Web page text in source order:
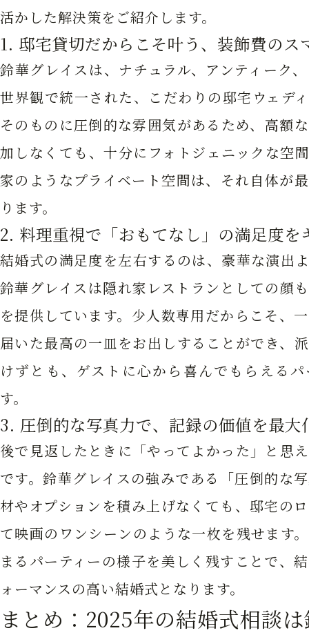
活かした解決策をご紹介します。
1. 邸宅貸切だからこそ叶う、装飾費のス
鈴華グレイスは、ナチュラル、アンティーク
世界観で統一された、こだわりの邸宅ウェデ
そのものに圧倒的な雰囲気があるため、高額
加しなくても、十分にフォトジェニックな空
家のようなプライベート空間は、それ自体が
ります。
2. 料理重視で「おもてなし」の満足度を
結婚式の満足度を左右するのは、豪華な演出
鈴華グレイスは隠れ家レストランとしての顔
を提供しています。少人数専用だからこそ、
届いた最高の一皿をお出しすることができ、
けずとも、ゲストに心から喜んでもらえる
す。
3. 圧倒的な写真力で、記録の価値を最大
後で見返したときに「やってよかった」と思
です。鈴華グレイスの強みである「圧倒的な
材やオプションを積み上げなくても、邸宅の
て映画のワンシーンのような一枚を残せます
まるパーティーの様子を美しく残すことで、
ォーマンスの高い結婚式となります。
まとめ：2025年の結婚式相談